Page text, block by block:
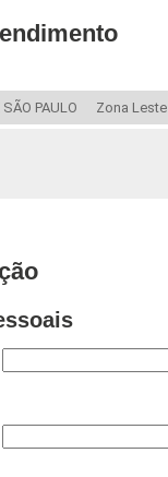
SÃO PAULO Zona Leste